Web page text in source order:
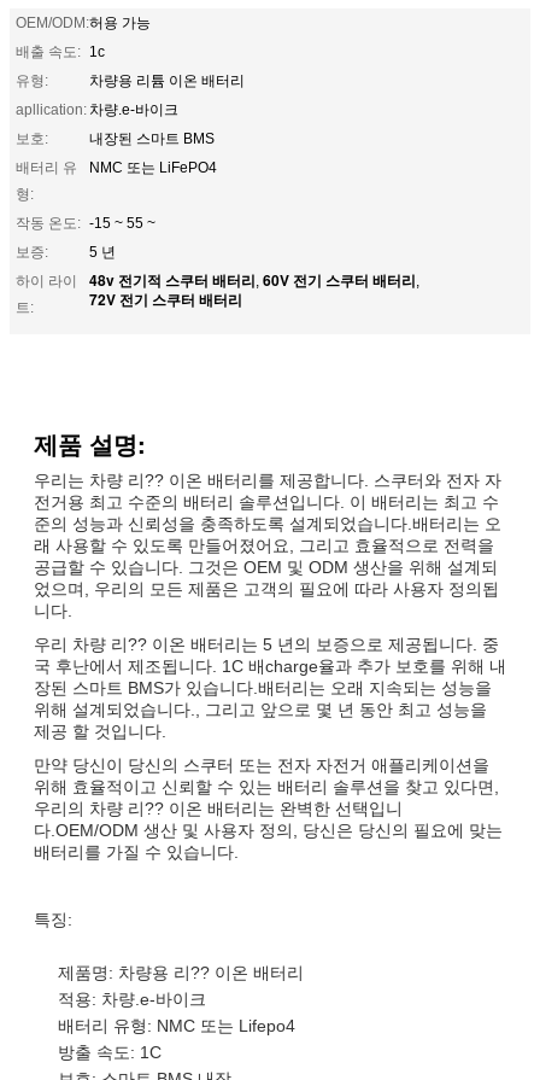
OEM/ODM:허용 가능
배출 속도: 1c
유형:
차량용 리튬 이온 배터리
apllication: 차량.e-바이크
보호:
내장된 스마트 BMS
배터리 유
형:
NMC 또는 LiFePO4
작동 온도: -15 ~ 55 ~
보증:
5 년
하이 라이
트:
48v 전기적 스쿠터 배터리, 60V 전기 스쿠터 배터리,
72V 전기 스쿠터 배터리
제품 설명:
우리는 차량 리?? 이온 배터리를 제공합니다. 스쿠터와 전자 자
전거용 최고 수준의 배터리 솔루션입니다. 이 배터리는 최고 수
준의 성능과 신뢰성을 충족하도록 설계되었습니다.배터리는 오
래 사용할 수 있도록 만들어졌어요, 그리고 효율적으로 전력을
공급할 수 있습니다. 그것은 OEM 및 ODM 생산을 위해 설계되
었으며, 우리의 모든 제품은 고객의 필요에 따라 사용자 정의됩
니다.
우리 차량 리?? 이온 배터리는 5 년의 보증으로 제공됩니다. 중
국 후난에서 제조됩니다. 1C 배charge율과 추가 보호를 위해 내
장된 스마트 BMS가 있습니다.배터리는 오래 지속되는 성능을
위해 설계되었습니다., 그리고 앞으로 몇 년 동안 최고 성능을
제공 할 것입니다.
만약 당신이 당신의 스쿠터 또는 전자 자전거 애플리케이션을
위해 효율적이고 신뢰할 수 있는 배터리 솔루션을 찾고 있다면,
우리의 차량 리?? 이온 배터리는 완벽한 선택입니
다.OEM/ODM 생산 및 사용자 정의, 당신은 당신의 필요에 맞는
배터리를 가질 수 있습니다.
특징:
제품명: 차량용 리?? 이온 배터리
적용: 차량.e-바이크
배터리 유형: NMC 또는 Lifepo4
방출 속도: 1C